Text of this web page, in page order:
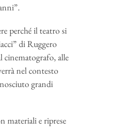
perché il teatro si
di Ruggero
cinematografo, alle
nel contesto
grandi
materiali e riprese